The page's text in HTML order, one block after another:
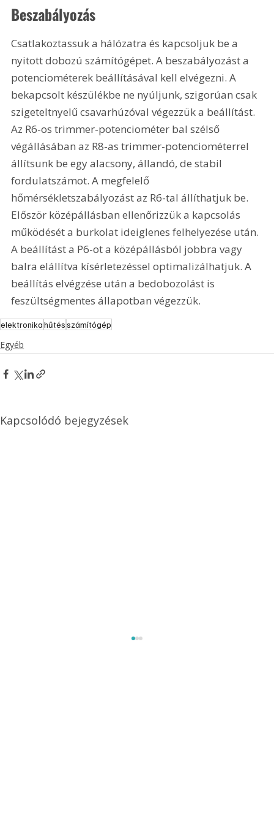
Beszabályozás
Csatlakoztassuk a hálózatra és kapcsoljuk be a
nyitott dobozú számítógépet. A beszabályozást a
potenciométerek beállításával kell elvégezni. A
bekapcsolt készülékbe ne nyúljunk, szigorúan csak
szigeteltnyelű csavarhúzóval végezzük a beállítást.
Az R6-os trimmer-potenciométer bal szélső
végállásában az R8-as trimmer-potenciométerrel
állítsunk be egy alacsony, állandó, de stabil
fordulatszámot. A megfelelő
hőmérsékletszabályozást az R6-tal állíthatjuk be.
Először középállásban ellenőrizzük a kapcsolás
működését a burkolat ideiglenes felhelyezése után.
A beállítást a P6-ot a középállásból jobbra vagy
balra elállítva kísérletezéssel optimalizálhatjuk. A
beállítás elvégzése után a bedobozolást is
feszültségmentes állapotban végezzük.
elektronikahűtésszámítógép
Egyéb
Kapcsolódó bejegyzések